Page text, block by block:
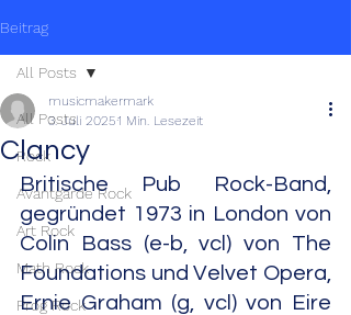
Beitrag
All Posts
Rock
Avantgarde Rock
Art Rock
Math Rock
Prog Rock
All Posts
Clancy
musicmakermark
3. Juli 20251 Min. Lesezeit
Britische Pub Rock-Band,
gegründet 1973 in London von
Colin Bass (e-b, vcl) von The
Foundations und Velvet Opera,
Ernie Graham (g, vcl) von Eire